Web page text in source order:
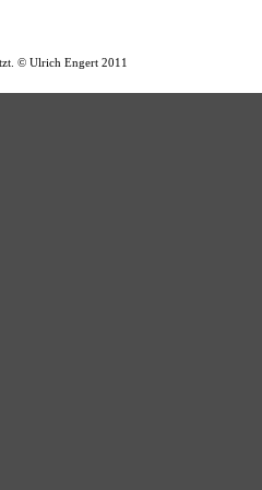
© Ulrich Engert 2011